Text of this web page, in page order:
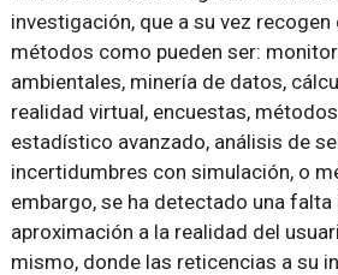
investigación, que a su vez
métodos como pueden ser:
ambientales, minería de datos,
realidad virtual, encuestas,
estadístico avanzado, análisis de
incertidumbres con simulación, o
embargo, se ha detectado una
aproximación a la realidad del
mismo, donde las reticencias a su